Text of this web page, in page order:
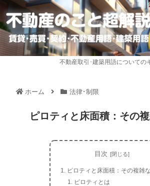
不動産取引･建築用語についての
ホーム 法律･制限
ピロティと床面積：その
目次
ピロティと床面積：その複雑
ピロティとは